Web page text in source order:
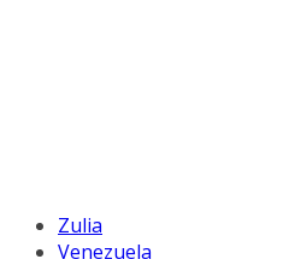
Zulia
Venezuela